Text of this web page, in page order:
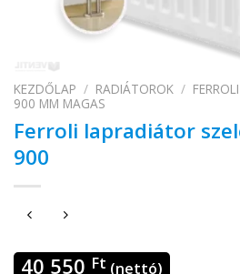
KEZDŐLAP / RADIÁTOROK /
900 MM MAGAS
Ferroli lapradiátor
900
40 550 Ft (nettó)